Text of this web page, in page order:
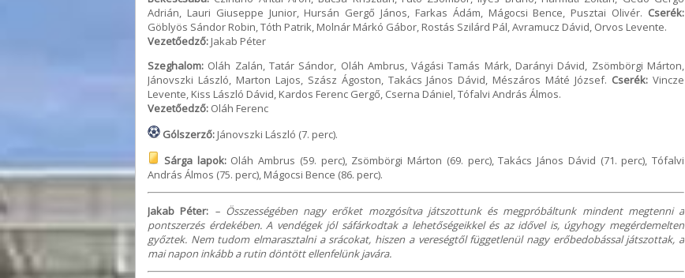
Adrián, Lauri Giuseppe Junior, Hursán Gergő János, Farkas Ádám, Mágocsi Bence, Pusztai Olivér. Cserék:
Göblyös Sándor Robin, Tóth Patrik, Molnár Márkó Gábor, Rostás Szilárd Pál, Avramucz Dávid, Orvos Levente.
Vezetőedző: Jakab Péter
Szeghalom: Oláh Zalán, Tatár Sándor, Oláh Ambrus, Vágási Tamás Márk, Darányi Dávid, Zsömbörgi Márton,
Jánovszki László, Marton Lajos, Szász Ágoston, Takács János Dávid, Mészáros Máté József. Cserék: Vincze
Levente, Kiss László Dávid, Kardos Ferenc Gergő, Cserna Dániel, Tófalvi András Álmos.
Vezetőedző: Oláh Ferenc
Gólszerző: Jánovszki László (7. perc).
Sárga lapok:Oláh Ambrus (59. perc), Zsömbörgi Márton (69. perc), Takács János Dávid (71. perc), Tófalvi
András Álmos (75. perc), Mágocsi Bence (86. perc).
Jakab Péter: – Összességében nagy erőket mozgósítva játszottunk és megpróbáltunk mindent megtenni a
pontszerzés érdekében. A vendégek jól sáfárkodtak a lehetőségeikkel és az idővel is, úgyhogy megérdemelten
győztek. Nem tudom elmarasztalni a srácokat, hiszen a vereségtől függetlenül nagy erőbedobással játszottak, a
mai napon inkább a rutin döntött ellenfelünk javára.